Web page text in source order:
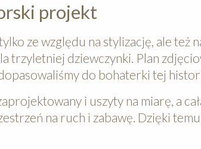
projekt
ze względu na stylizację, ale też
trzyletniej dziewczynki. Plan
do bohaterki tej
i uszyty na miarę, a
na ruch i zabawę. Dzięki